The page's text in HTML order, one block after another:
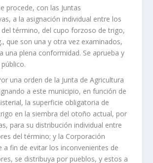
procede, con las Juntas
a la asignación individual entre los
término, del cupo forzoso de trigo,
que son una y otra vez examinados,
una plena conformidad. Se aprueba y
una orden de la Junta de Agricultura
a este municipio, en función de
la superficie obligatoria de
en la siembra del otoño actual, por
para su distribución individual entre
del término; y la Corporación
a fin de evitar los inconvenientes de
se distribuya por pueblos, y estos a